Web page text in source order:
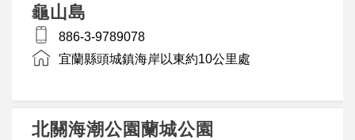
龜山島
886-3-9789078
宜蘭縣頭城鎮海岸以東約10公里處
北關海潮公園蘭城公園